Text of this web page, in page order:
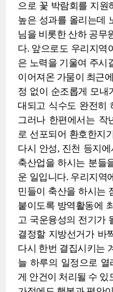
으로 꽃 박람회를 지원
높은 성과를 올리는데
님을 비롯한 산하 공무
다. 앞으로도 우리지역
은 노력을 기울여 주시
이어져온 가뭄이 최근
정 없이 순조롭게 모내
대되고 식수도 완전히
그러나 한편에서는 작
로 선포되어 환호한지
다시 안성, 진천 등지
축산업을 하시는 분들
운 일입니다. 우리지역
민들이 축산을 하시는
붙이도록 방역활동에
고 국운융성의 전기가
결정할 지방선거가 바
다시 한번 결집시키는
늘 하루의 일정으로
게 안건이 처리될 수 있